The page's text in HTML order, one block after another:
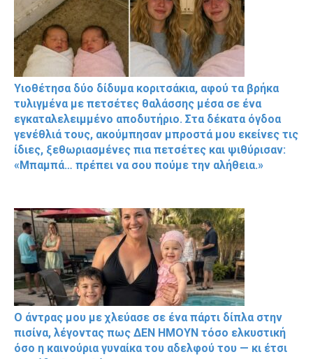
Υιοθέτησα δύο δίδυμα κοριτσάκια, αφού τα βρήκα
τυλιγμένα με πετσέτες θαλάσσης μέσα σε ένα
εγκαταλελειμμένο αποδυτήριο. Στα δέκατα όγδοα
γενέθλιά τους, ακούμπησαν μπροστά μου εκείνες τις
ίδιες, ξεθωριασμένες πια πετσέτες και ψιθύρισαν:
«Μπαμπά… πρέπει να σου πούμε την αλήθεια.»
Ο άντρας μου με χλεύασε σε ένα πάρτι δίπλα στην
πισίνα, λέγοντας πως ΔΕΝ ΗΜΟΥΝ τόσο ελκυστική
όσο η καινούρια γυναίκα του αδελφού του — κι έτσι